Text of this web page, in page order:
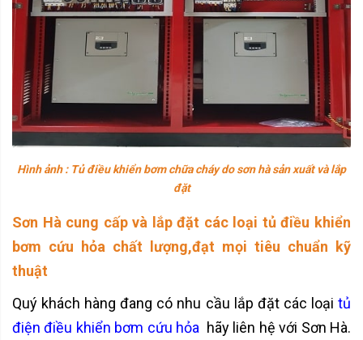
Hình ảnh : Tủ điều khiển bơm chữa cháy do sơn hà sản xuất và lắp
đặt
Sơn Hà cung cấp và lắp đặt các loại tủ điều khiển
bơm cứu hỏa chất lượng,đạt mọi tiêu chuẩn kỹ
thuật
Quý khách hàng đang có nhu cầu lắp đặt các loại tủ
điện điều khiển bơm cứu hỏa hãy liên hệ với Sơn Hà.